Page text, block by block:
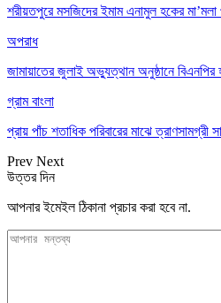
শরীয়তপুরে মসজিদের ইমাম এনামুল হকের
অপরাধ
জামায়াতের জুলাই অভ্যুত্থান অনুষ্ঠানে বিএনপির
গ্রাম বাংলা
প্রায় পাঁচ শতাধিক পরিবারের মাঝে
Prev Next
উত্তর দিন
আপনার ইমেইল ঠিকানা প্রচার করা হবে না.